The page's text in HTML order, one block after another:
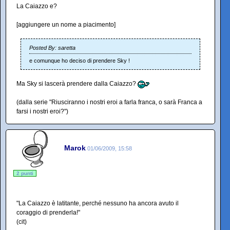
La Caiazzo e?
[aggiungere un nome a piacimento]
Posted By: saretta
e comunque ho deciso di prendere Sky !
Ma Sky si lascerà prendere dalla Caiazzo?
(dalla serie "Riusciranno i nostri eroi a farla franca, o sarà Franca a
farsi i nostri eroi?")
Marok 01/06/2009, 15:58
2 punti
"La Caiazzo è latitante, perché nessuno ha ancora avuto il
coraggio di prenderla!"
(cit)